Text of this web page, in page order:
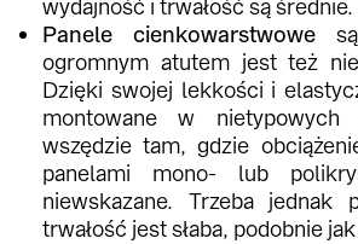
wydajność i trwałość są średnie.
Panele cienkowarstwowesą
ogromnym atutem jest też
Dzięki swojej lekkości i
montowane w nietypowych
wszędzie tam, gdzie
panelami mono- lub
niewskazane. Trzeba jednak
trwałość jest słaba, podobnie